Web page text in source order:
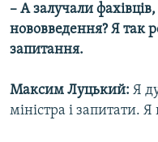
– А залучали
нововведення? Я так
запитання.
Максим Луцький: Я
міністра і запитати.